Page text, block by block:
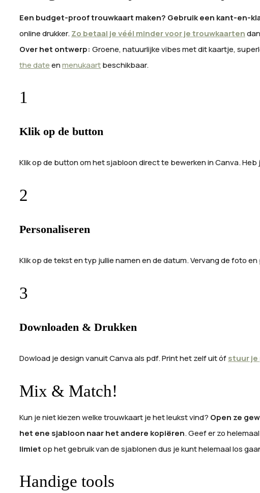
Een budget-proof trouwkaart maken? Gebruik een kant-en-
online drukker.Zo betaal je véél minder voor je trouwkaarten
Over het ontwerp: Groene, natuurlijke vibes met dit kaartje,
the dateenmenukaartbeschikbaar.
1
Klik op de button
Klik op de button om het sjabloon direct te bewerken in Canva.
2
Personaliseren
Klik op de tekst en typ jullie namen en de datum. Vervang de foto
3
Downloaden & Drukken
Dowload je design vanuit Canva als pdf. Print het zelf uit ófstuur je
Mix & Match!
Kun je niet kiezen welke trouwkaart je het leukst vind? Open ze
het ene sjabloon naar het andere kopiëren. Geef er zo
limietop het gebruik van de sjablonen dus je kunt helemaal los
Handige tools